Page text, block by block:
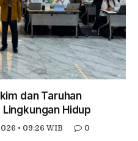
dan Taruhan
Hidup
• 09:26 WIB 0